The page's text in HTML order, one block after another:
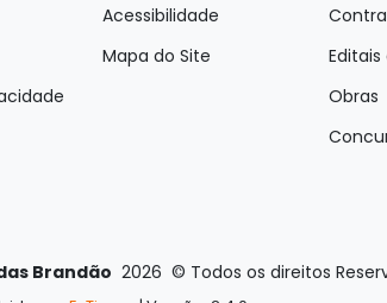
Acessibilidade
Mapa do Site
Obras
Brandão 2026 © Todos os direitos